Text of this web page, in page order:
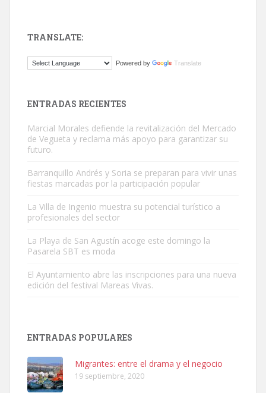
Este gato macho ha aparecido en la calle hace menos de un mes,
Busco adopción responsable para mi perra. Pastor alemán,
hembra, 4 años. Por motivos personales ...
PERRO MACHO RAZA SHIBA CON MICROCHIP PERDIDO HOY
Leales.org » Gran Canaria | 6.7.2025
TRANSLATE:
Powered by Translate
ENTRADAS RECIENTES
Marcial Morales defiende la revitalización del Mercado
de Vegueta y reclama más apoyo para garantizar su
futuro.
Barranquillo Andrés y Soria se preparan para vivir unas
fiestas marcadas por la participación popular
La Villa de Ingenio muestra su potencial turístico a
profesionales del sector
La Playa de San Agustín acoge este domingo la
Pasarela SBT es moda
El Ayuntamiento abre las inscripciones para una nueva
edición del festival Mareas Vivas.
ENTRADAS POPULARES
Migrantes: entre el drama y el negocio
19 septiembre, 2020